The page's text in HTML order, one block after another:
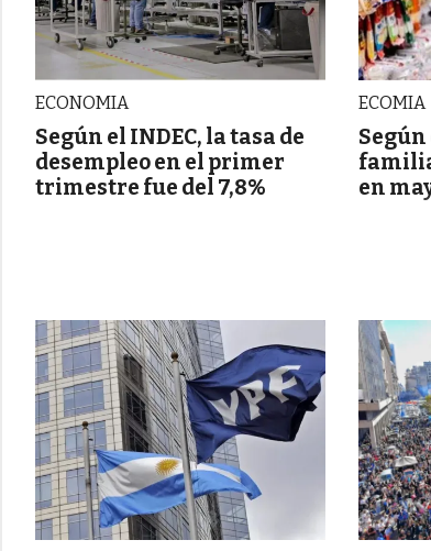
ECONOMIA
Según el INDEC, la tasa de
desempleo en el primer
trimestre fue del 7,8%
ECOMIA
Según
en